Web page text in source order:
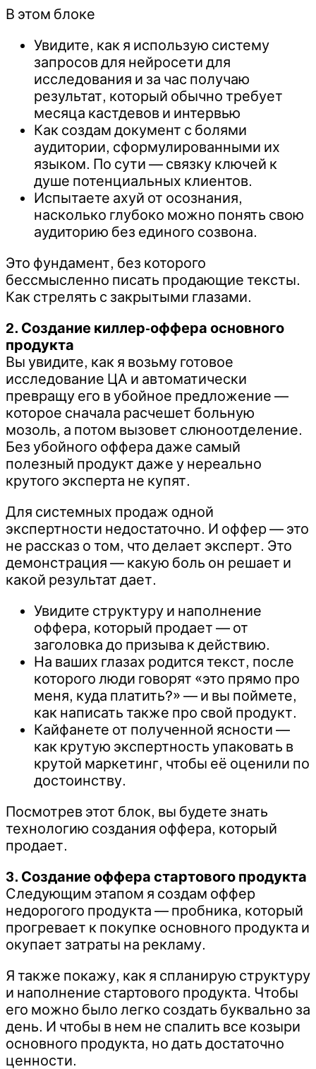
В этом блоке
Увидите, как я использую систему
запросов для нейросети для
исследования и за час получаю
результат, который обычно требует
месяца кастдевов и интервью
Как создам документ с болями
аудитории, сформулированными их
языком. По сути — связку ключей к
душе потенциальных клиентов.
Испытаете ахуй от осознания,
насколько глубоко можно понять свою
аудиторию без единого созвона.
Это фундамент, без которого
бессмысленно писать продающие тексты.
Как стрелять с закрытыми глазами.
2. Создание киллер-оффера основного
продукта
Вы увидите, как я возьму готовое
исследование ЦА и автоматически
превращу его в убойное предложение —
которое сначала расчешет больную
мозоль, а потом вызовет слюноотделение.
Без убойного оффера даже самый
полезный продукт даже у нереально
крутого эксперта не купят.
Для системных продаж одной
экспертности недостаточно. И оффер — это
не рассказ о том, что делает эксперт. Это
демонстрация — какую боль он решает и
какой результат дает.
Увидите структуру и наполнение
оффера, который продает — от
заголовка до призыва к действию.
На ваших глазах родится текст, после
которого люди говорят «это прямо про
меня, куда платить?» — и вы поймете,
как написать также про свой продукт.
Кайфанете от полученной ясности —
как крутую экспертность упаковать в
крутой маркетинг, чтобы её оценили по
достоинству.
Посмотрев этот блок, вы будете знать
технологию создания оффера, который
продает.
3. Создание оффера стартового продукта
Следующим этапом я создам оффер
недорогого продукта — пробника, который
прогревает к покупке основного продукта и
окупает затраты на рекламу.
Я также покажу, как я спланирую структуру
и наполнение стартового продукта. Чтобы
его можно было легко создать буквально за
день. И чтобы в нем не спалить все козыри
основного продукта, но дать достаточно
ценности.